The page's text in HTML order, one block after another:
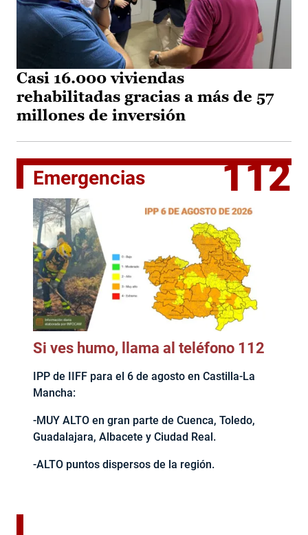
Casi 16.000 viviendas
rehabilitadas gracias a más de 57
millones de inversión
Emergencias 112
Si ves humo, llama al teléfono 112
IPP de IIFF para el 6 de agosto en Castilla-La
Mancha:
-MUY ALTO en gran parte de Cuenca, Toledo,
Guadalajara, Albacete y Ciudad Real.
-ALTO puntos dispersos de la región.